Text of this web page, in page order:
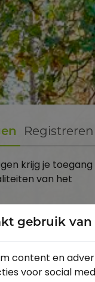
Registreren
krijg je
van het
gebruik van
content en
voor social